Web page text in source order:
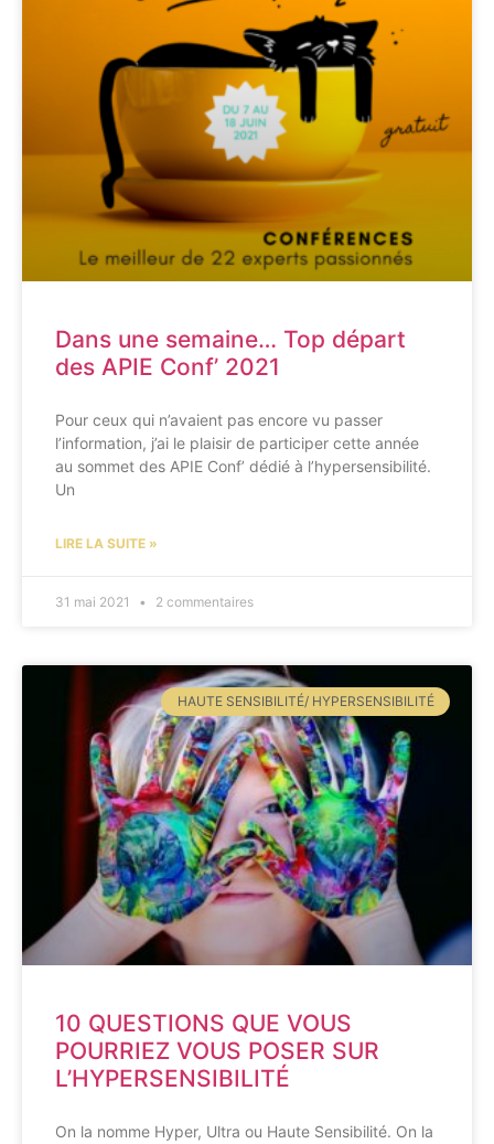
Dans une semaine… Top départ
des APIE Conf’ 2021
Pour ceux qui n’avaient pas encore vu passer
l’information, j’ai le plaisir de participer cette année
au sommet des APIE Conf’ dédié à l’hypersensibilité.
Un
LIRE LA SUITE »
31 mai 2021 2 commentaires
HAUTE SENSIBILITÉ/ HYPERSENSIBILITÉ
10 QUESTIONS QUE VOUS
POURRIEZ VOUS POSER SUR
L’HYPERSENSIBILITÉ
On la nomme Hyper, Ultra ou Haute Sensibilité. On la